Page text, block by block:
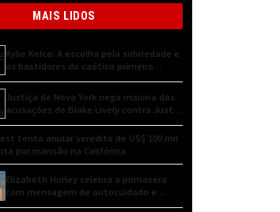
MAIS LIDOS
Kylie Kelce: A escolha pela sobriedade e
os bastidores do caótico primeiro
encontro
Justiça de Nova York nega maioria das
acusações de Blake Lively contra Justin
Baldoni
tenta anular veredito de US$ 100 mil
por mansão na Califórnia
Elizabeth Hurley celebra a primavera
com mensagem de autocuidado e
conexão natural